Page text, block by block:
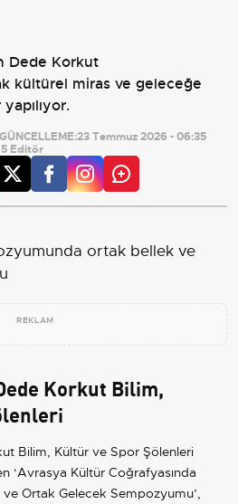
Dede Korkut
kültürel miras ve geleceğe
GÜNCELLEME:23 Temmuz 2026 - 06:35
Editör
REKLAM
Korkut Bilim,
Bilim, Kültür ve Spor Şölenleri
‘Avrasya Kültür Coğrafyasında
Ortak Gelecek Sempozyumu’,